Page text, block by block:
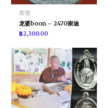
崇笛
龙婆boon – 2470崇迪
฿2,300.00